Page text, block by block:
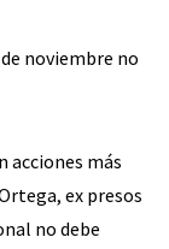
noviembre no
acciones más
ex presos
no debe